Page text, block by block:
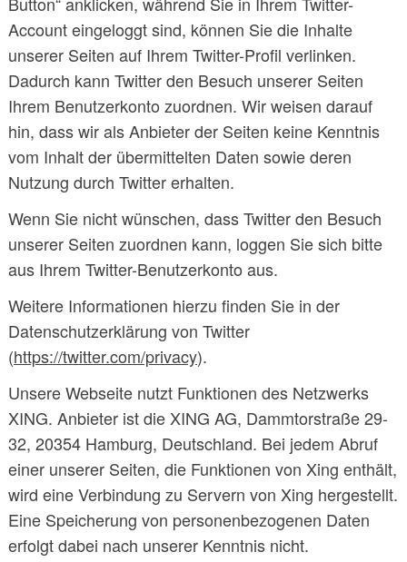
Account eingeloggt sind, können Sie die Inhalte
unserer Seiten auf Ihrem Twitter-Profil verlinken.
Dadurch kann Twitter den Besuch unserer Seiten
Ihrem Benutzerkonto zuordnen. Wir weisen darauf
hin, dass wir als Anbieter der Seiten keine Kenntnis
vom Inhalt der übermittelten Daten sowie deren
Nutzung durch Twitter erhalten.
Wenn Sie nicht wünschen, dass Twitter den Besuch
unserer Seiten zuordnen kann, loggen Sie sich bitte
aus Ihrem Twitter-Benutzerkonto aus.
Weitere Informationen hierzu finden Sie in der
Datenschutzerklärung von Twitter
(https://twitter.com/privacy).
Unsere Webseite nutzt Funktionen des Netzwerks
XING. Anbieter ist die XING AG, Dammtorstraße 29-
32, 20354 Hamburg, Deutschland. Bei jedem Abruf
einer unserer Seiten, die Funktionen von Xing enthält,
wird eine Verbindung zu Servern von Xing hergestellt.
Eine Speicherung von personenbezogenen Daten
erfolgt dabei nach unserer Kenntnis nicht.